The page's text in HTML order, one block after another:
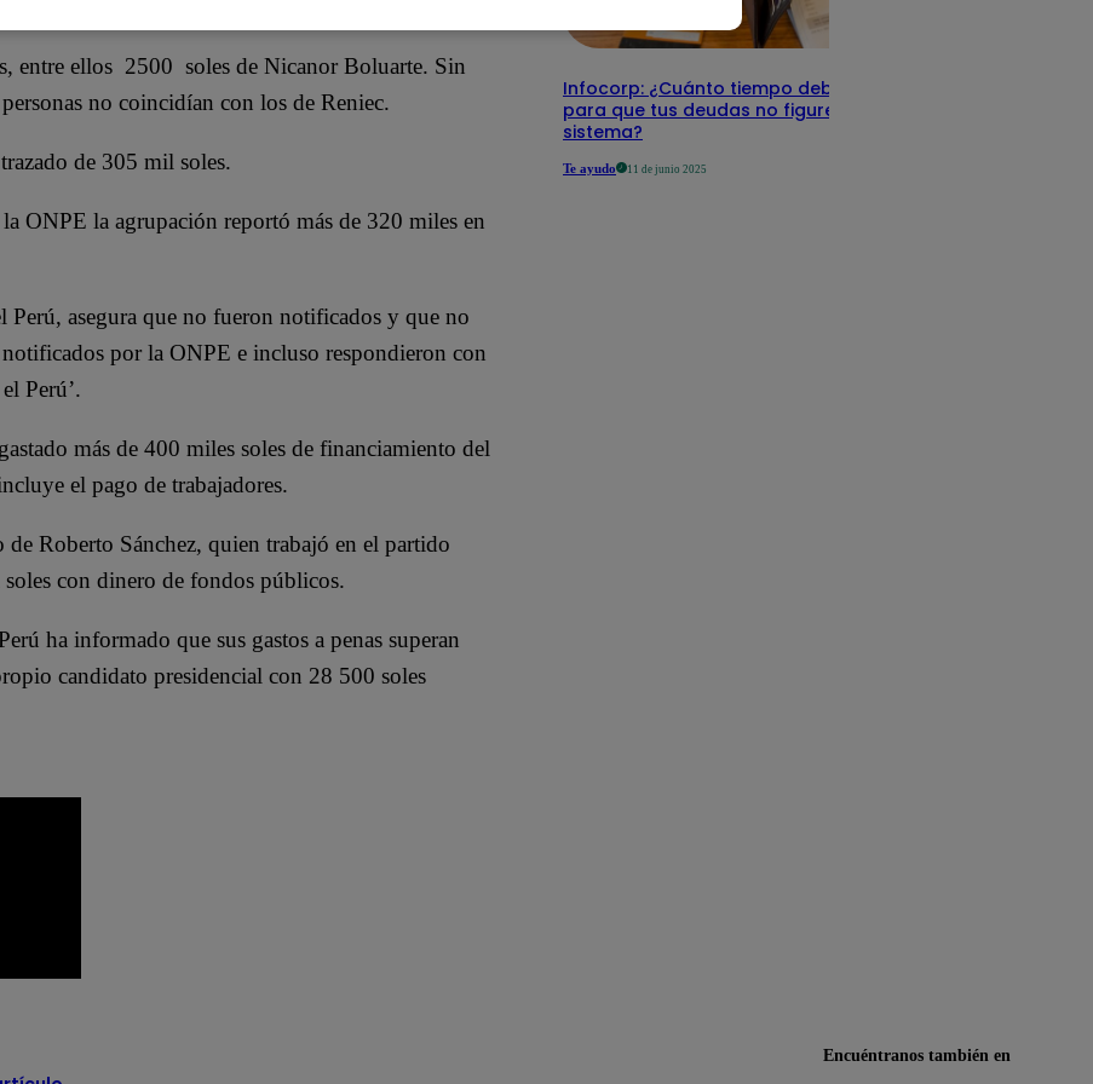
entre ellos 2500 soles de Nicanor Boluarte. Sin
no coincidían con los de Reniec.
de 305 mil soles.
ONPE la agrupación reportó más de 320 miles en
asegura que no fueron notificados y que no
por la ONPE e incluso respondieron con
Perú’.
más de 400 miles soles de financiamiento del
el pago de trabajadores.
Roberto Sánchez, quien trabajó en el partido
con dinero de fondos públicos.
ha informado que sus gastos a penas superan
candidato presidencial con 28 500 soles
Infocorp: ¿Cuánto tiempo debe pasar
para que tus deudas no figuren en su
sistema?
Te ayudo 11 de junio 2025
Encuéntranos también en